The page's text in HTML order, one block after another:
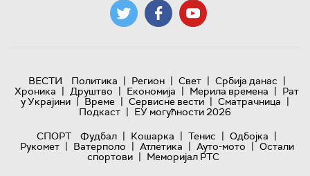
ВЕСТИ Политика | Регион | Свет | Србија данас |
Хроника | Друштво | Економија | Мерила времена | Рат
у Украјини | Време | Сервисне вести | Сматрачница |
Подкаст | ЕУ могућности 2026
СПОРТ
Фудбал | Кошарка | Тенис | Одбојка |
Рукомет | Ватерполо | Атлетика | Ауто-мото | Остали
спортови | Меморијал РТС